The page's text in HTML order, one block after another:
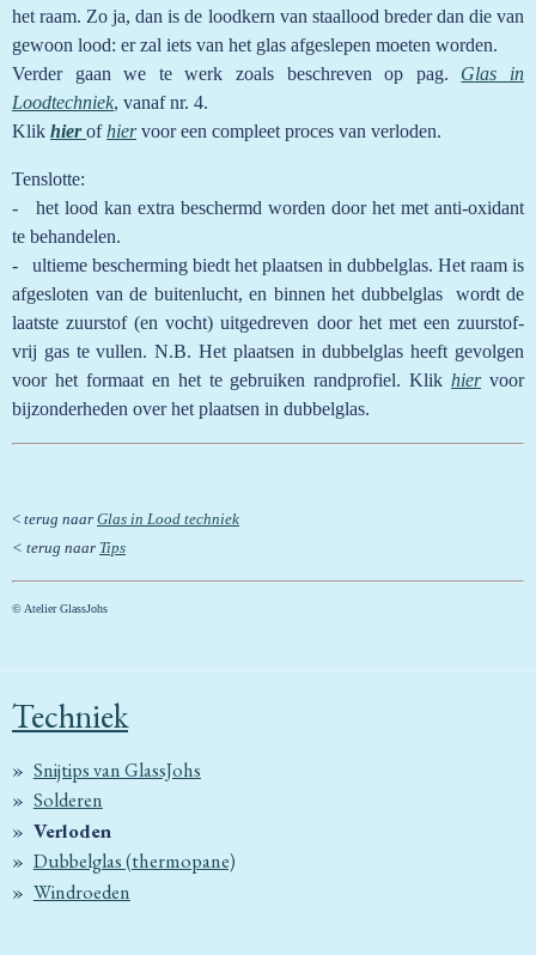
het raam. Zo ja, dan is de loodkern van staallood breder dan die van
gewoon lood: er zal iets van het glas afgeslepen moeten worden.
Verder gaan we te werk zoals beschreven op pag. Glas in
Loodtechniek, vanaf nr. 4.
Klik hierof hier voor een compleet proces van verloden.
Tenslotte:
- het lood kan extra beschermd worden door het met anti-oxidant
te behandelen.
- ultieme bescherming biedt het plaatsen in dubbelglas. Het raam is
afgesloten van de buitenlucht, en binnen het dubbelglas wordt de
laatste zuurstof (en vocht) uitgedreven door het met een zuurstof-
vrij gas te vullen. N.B. Het plaatsen in dubbelglas heeft gevolgen
voor het formaat en het te gebruiken randprofiel. Klikhiervoor
bijzonderheden over het plaatsen in dubbelglas.
< terug naar Glas in Lood techniek
< terug naar Tips
© Atelier GlassJohs
Techniek
Snijtips van GlassJohs
Solderen
Verloden
Dubbelglas (thermopane)
Windroeden